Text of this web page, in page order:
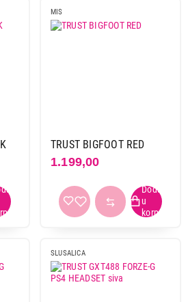
MIS
TRUST BIGFOOT RED
1.199,00
SLUSALICA